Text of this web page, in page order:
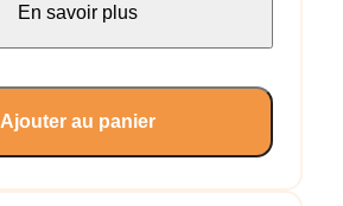
En savoir plus
Ajouter au panier